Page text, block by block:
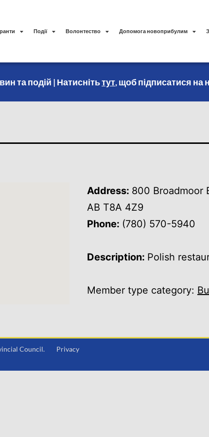
Події Волонтество Допомога новоприбулим
та подій | Натиснітьтут, щоб підписатися на
Address: 800 Broadmoor
AB T8A 4Z9
Phone: (780) 570-5940
Description: Polish
Member type category:
Council. Privacy